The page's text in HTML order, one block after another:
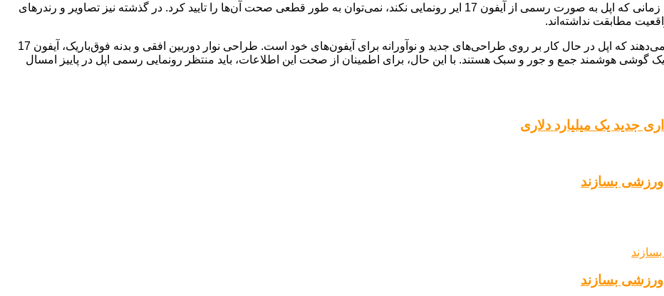
با وجود اینکه این تصاویر بسیار واقع‌بینانه به نظر می‌رسند، اما تا زمانی که اپل به صورت رسمی از آیفون 17 ایر رونمایی نکند، نمی‌توان به طور قطعی صحت آن‌ها را تایید کرد. در گذشته نیز تصاویر و رندرهای
مطابقت نداشته‌اند.
اگرچه این تصاویر به عنوان یک شایعه منتشر شده‌اند، اما نشان می‌دهند که اپل در حال کار بر روی طراحی‌های جدید و نوآورانه برای آیفون‌های خود است. طراحی نوار دوربین افقی و بدنه فوق‌باریک، آیفون 17
یک گوشی هوشمند جمع و جور و سبک هستند. با این حال، برای اطمینان از صحت این اطلاعات، باید منتظر رونمایی رسمی اپل در پاییز امسال
جدید یک میلیارد دلاری
بسازند
بسازند